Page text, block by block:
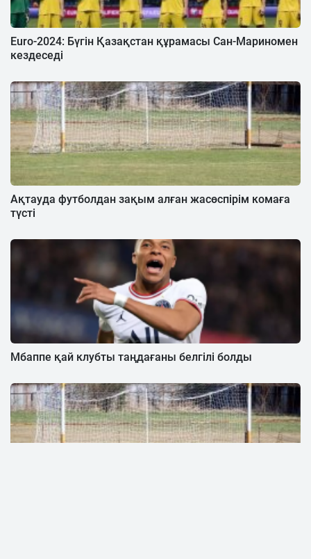
Euro-2024: Бүгін Қазақстан құрамасы Сан-Мариномен
кездеседі
Ақтауда футболдан зақым алған жасөспірім комаға
түсті
Мбаппе қай клубты таңдағаны белгілі болды